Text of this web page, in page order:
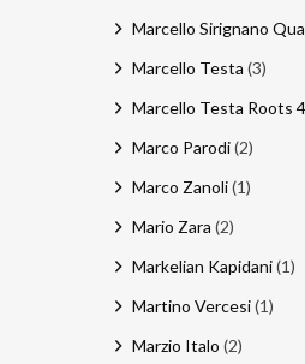
Marcello Sirignano
Marcello Testa (3)
Marcello Testa Roots
Marco Parodi (2)
Marco Zanoli (1)
Mario Zara (2)
Markelian Kapidani (1)
Martino Vercesi (1)
Marzio Italo (2)